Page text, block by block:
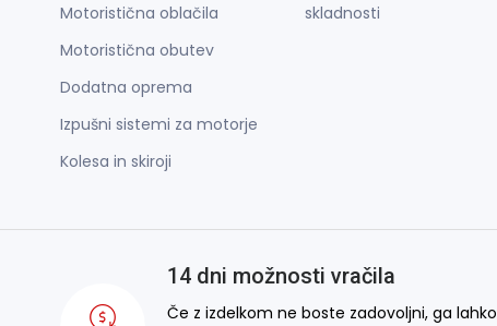
Motoristična oblačila
Motoristična obutev
Dodatna oprema
Izpušni sistemi za motorje
Kolesa in skiroji
skladnosti
14 dni možnosti vračila
Če z izdelkom ne boste zadovoljni, ga lahko